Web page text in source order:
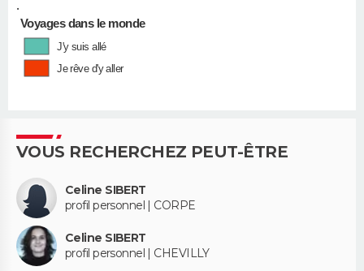
•
Voyages dans le monde
J'y suis allé
Je rêve d'y aller
VOUS RECHERCHEZ PEUT-ÊTRE
Celine SIBERT
profil personnel | CORPE
Celine SIBERT
profil personnel | CHEVILLY